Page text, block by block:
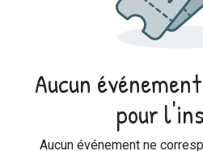
Aucun
pour
Aucun événement ne